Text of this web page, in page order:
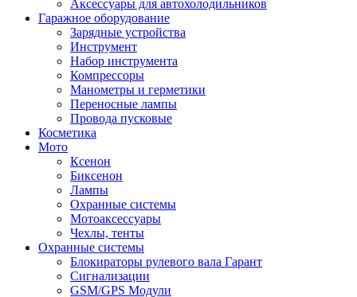
Аксессуары для автохолодильников
Гаражное оборудование
Зарядные устройства
Инструмент
Набор инструмента
Компрессоры
Манометры и герметики
Переносные лампы
Провода пусковые
Косметика
Мото
Ксенон
Биксенон
Лампы
Охранные системы
Мотоаксессуары
Чехлы, тенты
Охранные системы
Блокираторы рулевого вала Гарант
Сигнализации
GSM/GPS Модули